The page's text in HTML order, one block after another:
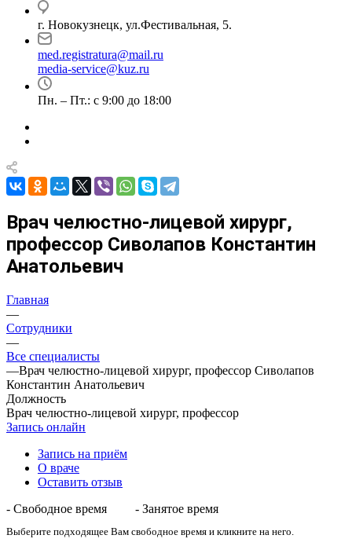
г. Новокузнецк, ул.Фестивальная, 5.
med.registratura@mail.ru
media-service@kuz.ru
Пн. – Пт.: с 9:00 до 18:00
Врач челюстно-лицевой хирург,
профессор Сиволапов Константин
Анатольевич
Главная
—
Сотрудники
—
Все специалисты
—Врач челюстно-лицевой хирург, профессор Сиволапов
Константин Анатольевич
Должность
Врач челюстно-лицевой хирург, профессор
Запись онлайн
Запись на приём
О враче
Оставить отзыв
- Свободное время
- Занятое время
Выберите подходящее Вам свободное время и кликните на него.